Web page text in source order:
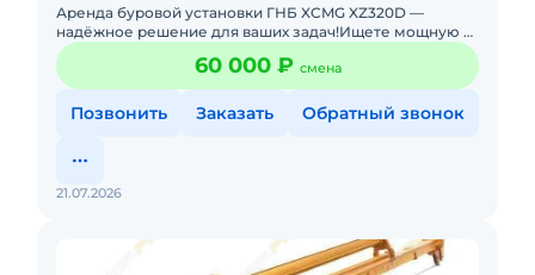
Аренда буровой установки ГНБ XCMG XZ320D —
надёжное решение для ваших задач!Ищете мощную и
проверенную технику для горизонтально-
направленного бурения? Пр
60 000 ₽ смена
Позвонить Заказать Обратный звонок
21.07.2026